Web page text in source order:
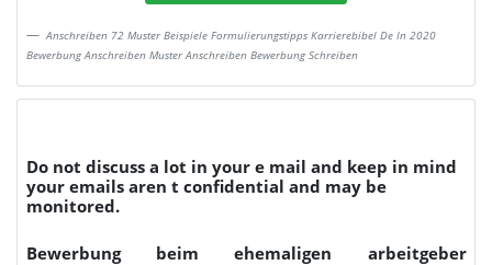
Anschreiben 72 Muster Beispiele Formulierungstipps Karrierebibel De In 2020
Bewerbung Anschreiben Muster Anschreiben Bewerbung Schreiben
Do not discuss a lot in your e mail and keep in mind
your emails aren t confidential and may be
monitored.
Bewerbung beim ehemaligen arbeitgeber